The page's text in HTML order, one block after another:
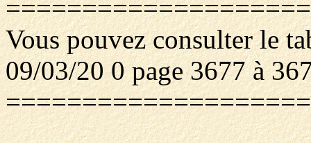
Vous pouvez consulter le
09/03/20 0 page 3677 à